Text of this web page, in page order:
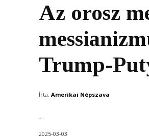
Az orosz
Trump-
Írta: Amerikai Népszava
-
2025-03-03